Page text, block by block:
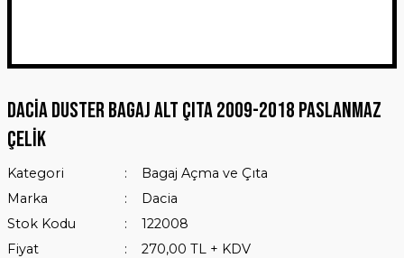
Dacia Duster Bagaj Alt Çıta 2009-2018 Paslanmaz
Çelik
Kategori
Bagaj Açma ve Çıta
Marka
Dacia
Stok Kodu
122008
Fiyat
270,00 TL + KDV